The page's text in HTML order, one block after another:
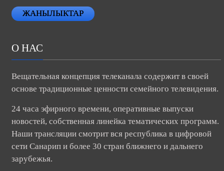
О НАС
Вещательная концепция телеканала содержит в своей
24 часа эфирного времени, оперативные выпуски
новостей, собственная линейка тематических программ.
Наши трансляции смотрит вся республика в цифровой
сети Санарип и более 30 стран ближнего и дальнего